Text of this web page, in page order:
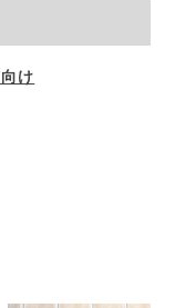
け